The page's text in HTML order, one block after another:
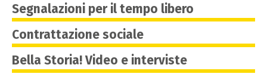
Segnalazioni per il tempo libero
Contrattazione sociale
Bella Storia! Video e interviste